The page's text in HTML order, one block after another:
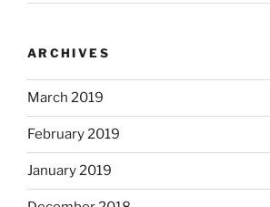
ARCHIVES
March 2019
February 2019
January 2019